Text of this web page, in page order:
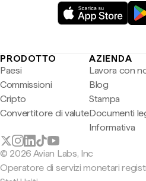
PRODOTTO
Paesi
Commissioni
Cripto
Convertitore di valute
AZIENDA
Lavora con
Blog
Stampa
Documenti
Informativa
© 2026 Avian Labs, Inc
Operatore di servizi monetari